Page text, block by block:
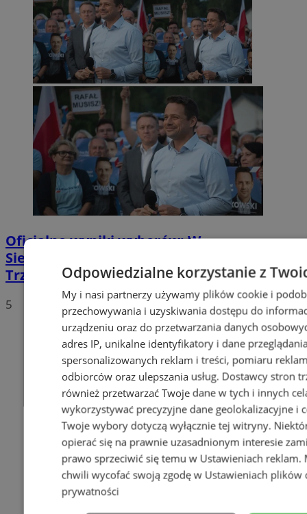
Oficjalne wyniki wyborów: W
Siemianowicach Śląskich wygrywa Rafał
Trzaskowski!
5
Odpowiedzialne korzystanie z
My i nasi partnerzy używamy plików cookie i
przechowywania i uzyskiwania dostępu do
urządzeniu oraz do przetwarzania danych
adres IP, unikalne identyfikatory i dane
spersonalizowanych reklam i treści, pomiaru
odbiorców oraz ulepszania usług. Dostawcy stron
również przetwarzać Twoje dane w tych i innych
wykorzystywać precyzyjne dane geolokalizacyjne i
Twoje wybory dotyczą wyłącznie tej witryny.
opierać się na prawnie uzasadnionym interesie
prawo sprzeciwić się temu w Ustawieniach reklam.
chwili wycofać swoją zgodę w Ustawieniach plików
prywatności